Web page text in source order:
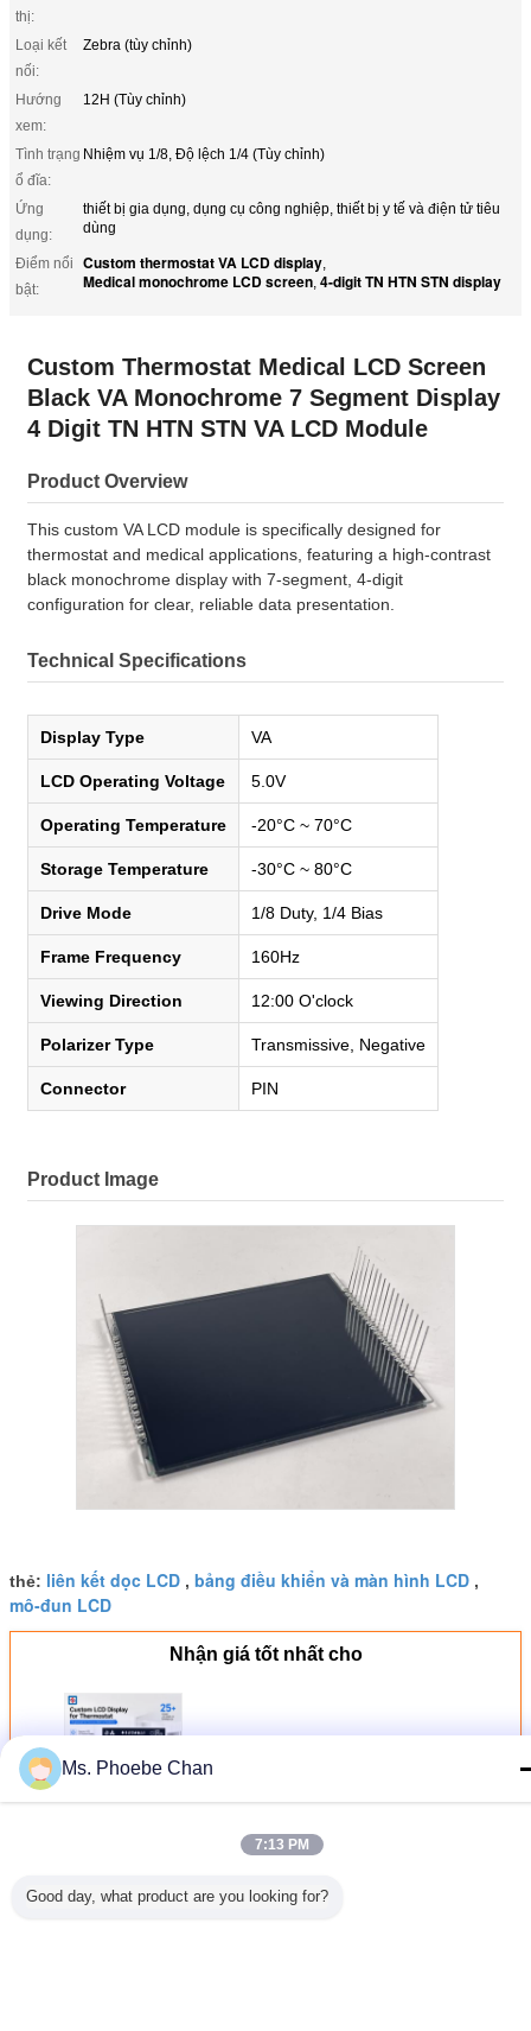
thị:
Loại kết
nối:
Zebra (tùy chỉnh)
Hướng
xem:
12H (Tùy chỉnh)
Tình trạng
ổ đĩa:
Nhiệm vụ 1/8, Độ lệch 1/4 (Tùy chỉnh)
Ứng
dụng:
thiết bị gia dụng, dụng cụ công nghiệp, thiết bị y tế và điện tử tiêu
dùng
Điểm nổi
bật:
Custom thermostat VA LCD display,
Medical monochrome LCD screen, 4-digit TN HTN STN display
Custom Thermostat Medical LCD Screen
Black VA Monochrome 7 Segment Display
4 Digit TN HTN STN VA LCD Module
Product Overview
This custom VA LCD module is specifically designed for
thermostat and medical applications, featuring a high-contrast
black monochrome display with 7-segment, 4-digit
configuration for clear, reliable data presentation.
Technical Specifications
Display Type VA
LCD Operating Voltage 5.0V
Operating Temperature -20°C ~ 70°C
Storage Temperature -30°C ~ 80°C
Drive Mode 1/8 Duty, 1/4 Bias
Frame Frequency 160Hz
Viewing Direction 12:00 O'clock
Polarizer Type Transmissive, Negative
Connector PIN
Product Image
thẻ: liên kết dọc LCD , bảng điều khiển và màn hình LCD ,
mô-đun LCD
Nhận giá tốt nhất cho
Screen Black Va Monochrome 7
Stn Va Lcd Module
Tiếp tục
HơnMàn hình LCD VA
Ms. Phoebe Chan
7:13 PM
Good day, what product are you looking for?